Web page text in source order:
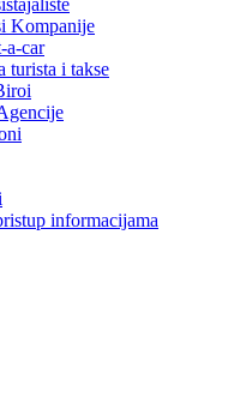
Kompanije
a-car
turista i takse
informacijama